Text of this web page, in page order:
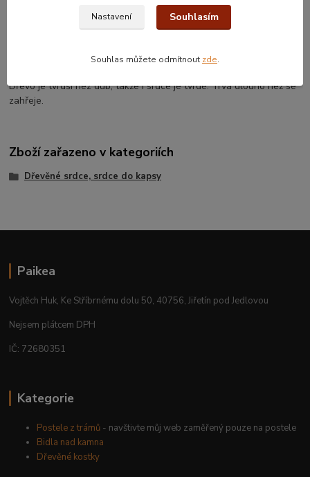
Rozměr: 90 x 70 mm
Dřevo je tvrdší nez dub, takže i srdce je tvrdé. Trvá dlouho než se
zahřeje.
Zboží zařazeno v kategoriích
Dřevěné srdce, srdce do kapsy
Paikea
Vojtěch Huk, Ke Stříbrnému dolu 50, 40756, Jiřetín pod Jedlovou
Nejsem plátcem DPH
IČ: 72680351
Kategorie
Postele z trámů - navštivte můj web zaměřený pouze na postele
Bidla nad kamna
Dřevěné kostky
Nastavení Souhlasím
Souhlas můžete odmítnout zde.